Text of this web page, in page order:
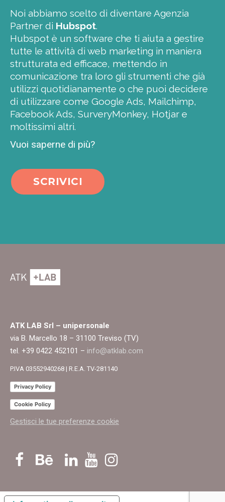
Noi abbiamo scelto di diventare Agenzia
Partner di Hubspot.
Hubspot è un software che ti aiuta a gestire
tutte le attività di web marketing in maniera
strutturata ed efficace, mettendo in
comunicazione tra loro gli strumenti che già
utilizzi quotidianamente o che puoi decidere
di utilizzare come Google Ads, Mailchimp,
Facebook Ads, SurveryMonkey, Hotjar e
moltissimi altri.
Vuoi saperne di più?
SCRIVICI
ATK LAB Srl – unipersonale
via B. Marcello 18 – 31100 Treviso (TV)
tel. +39 0422 452101 – info@atklab.com
P.IVA 03552940268 | R.E.A. TV-281140
Privacy Policy
Cookie Policy
Gestisci le tue preferenze cookie